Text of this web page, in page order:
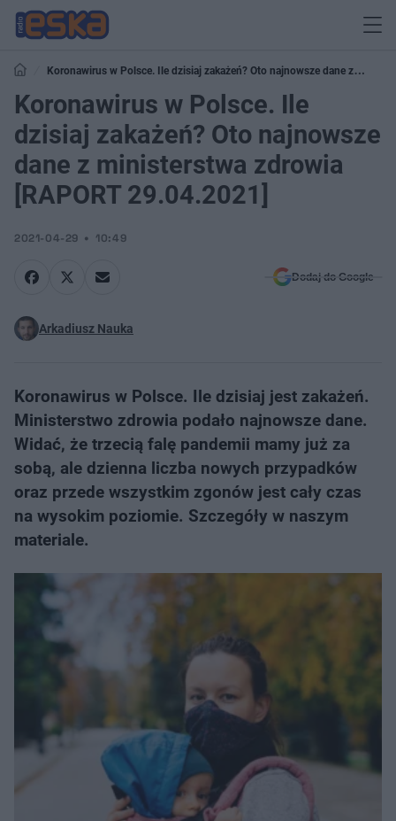
Koronawirus w Polsce. Ile dzisiaj zakażeń? Oto najnowsze dane z
ministerstwa zdrowia [RAPORT 29.04.2021]
Koronawirus w Polsce. Ile
dzisiaj zakażeń? Oto najnowsze
dane z ministerstwa zdrowia
[RAPORT 29.04.2021]
2021-04-29 10:49
Dodaj do Google
Arkadiusz Nauka
Koronawirus w Polsce. Ile dzisiaj jest zakażeń.
Ministerstwo zdrowia podało najnowsze dane.
Widać, że trzecią falę pandemii mamy już za
sobą, ale dzienna liczba nowych przypadków
oraz przede wszystkim zgonów jest cały czas
na wysokim poziomie. Szczegóły w naszym
materiale.